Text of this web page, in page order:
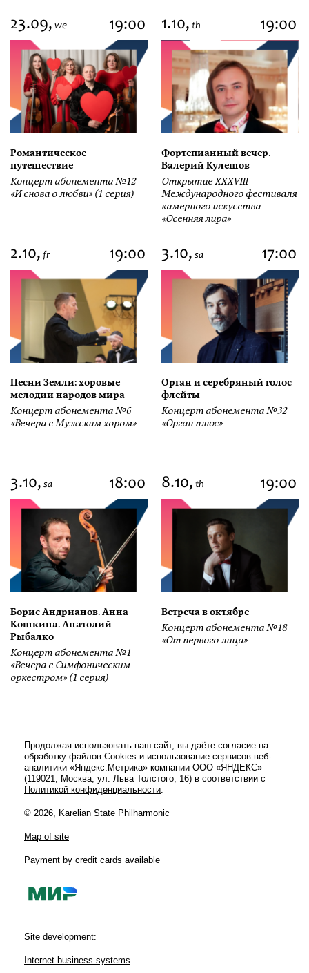
23.09, we 19:00
Романтическое
путешествие
Концерт абонемента №12
«И снова о любви» (1 серия)
1.10, th 19:00
Фортепианный вечер.
Валерий Кулешов
Открытие ХХХVIII
Международного фестиваля
камерного искусства
«Осенняя лира»
2.10, fr 19:00
Песни Земли: хоровые
мелодии народов мира
Концерт абонемента №6
«Вечера с Мужским хором»
3.10, sa 17:00
Орган и серебряный голос
флейты
Концерт абонемента №32
«Орган плюс»
3.10, sa 18:00
Борис Андрианов. Анна
Кошкина. Анатолий
Рыбалко
Концерт абонемента №1
«Вечера с Симфоническим
оркестром» (1 серия)
8.10, th 19:00
Встреча в октябре
Концерт абонемента №18
«От первого лица»
Продолжая использовать наш сайт, вы даёте согласие на
обработку файлов Cookies и использование сервисов веб-
аналитики «Яндекс.Метрика» компании ООО «ЯНДЕКС»
(119021, Москва, ул. Льва Толстого, 16) в соответствии с
Политикой конфиденциальности.
© 2026, Karelian State Philharmonic
Map of site
Payment by credit cards available
Site development:
Internet business systems